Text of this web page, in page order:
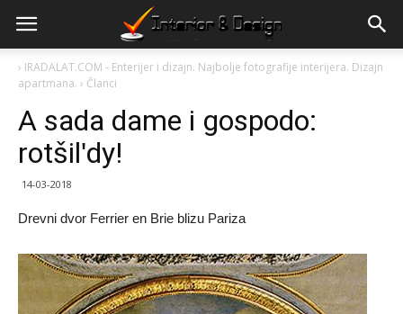
› IRADALAT.COM - Enterijer i dizajn. Najbolje fotografije interijera. Dizajn
apartmana. › Članci
A sada dame i gospodo:
rotšilʹdy!
14-03-2018
Drevni dvor Ferrier en Brie blizu Pariza